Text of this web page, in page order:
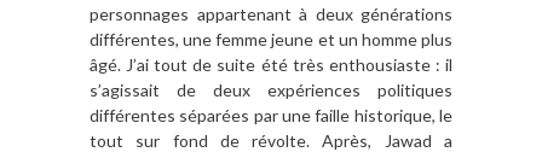
personnages appartenant à deux générations
différentes, une femme jeune et un homme plus
âgé. J’ai tout de suite été très enthousiaste : il
s’agissait de deux expériences politiques
différentes séparées par une faille historique, le
tout sur fond de révolte. Après, Jawad a